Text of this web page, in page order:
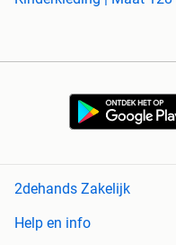
2dehands Zakelijk
Help en info